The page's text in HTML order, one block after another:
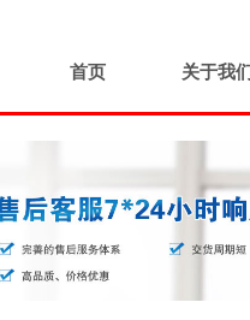
首页 关于我